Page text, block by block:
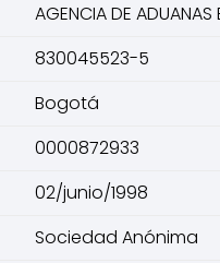
AGENCIA DE ADUANAS
830045523-5
Bogotá
0000872933
02/junio/1998
Sociedad Anónima